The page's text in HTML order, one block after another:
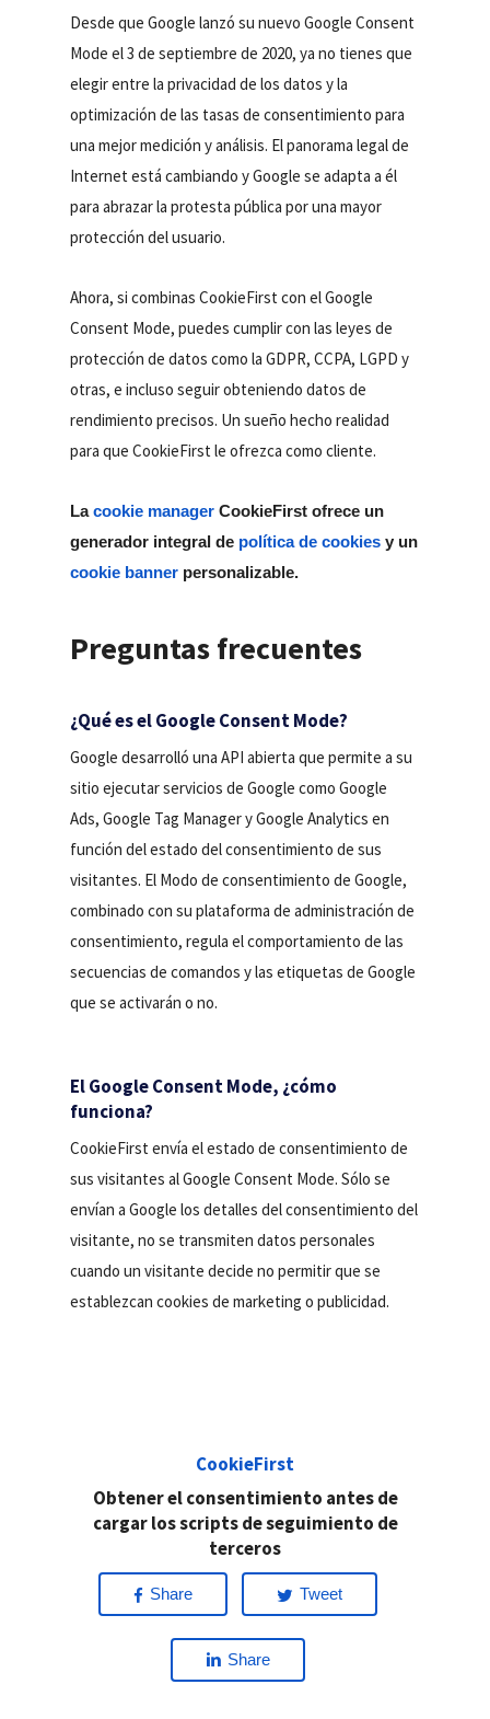
Desde que Google lanzó su nuevo Google Consent
Mode el 3 de septiembre de 2020, ya no tienes que
elegir entre la privacidad de los datos y la
optimización de las tasas de consentimiento para
una mejor medición y análisis. El panorama legal de
Internet está cambiando y Google se adapta a él
para abrazar la protesta pública por una mayor
protección del usuario.
Ahora, si combinas CookieFirst con el Google
Consent Mode, puedes cumplir con las leyes de
protección de datos como la GDPR, CCPA, LGPD y
otras, e incluso seguir obteniendo datos de
rendimiento precisos. Un sueño hecho realidad
para que CookieFirst le ofrezca como cliente.
Lacookie manager CookieFirst ofrece un
generador integral de política de cookies y un
cookie banner personalizable.
Preguntas frecuentes
¿Qué es el Google Consent Mode?
Google desarrolló una API abierta que permite a su
sitio ejecutar servicios de Google como Google
Ads, Google Tag Manager y Google Analytics en
función del estado del consentimiento de sus
visitantes. El Modo de consentimiento de Google,
combinado con su plataforma de administración de
consentimiento, regula el comportamiento de las
secuencias de comandos y las etiquetas de Google
que se activarán o no.
El Google Consent Mode, ¿cómo
funciona?
CookieFirst envía el estado de consentimiento de
sus visitantes al Google Consent Mode. Sólo se
envían a Google los detalles del consentimiento del
visitante, no se transmiten datos personales
cuando un visitante decide no permitir que se
establezcan cookies de marketing o publicidad.
CookieFirst
Obtener el consentimiento antes de
cargar los scripts de seguimiento de
terceros
Share Tweet
Share